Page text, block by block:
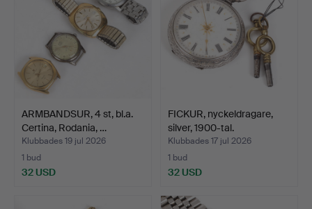
ARMBANDSUR, 4 st, bl.a.
Certina, Rodania, …
Klubbades 19 jul 2026
1 bud
32 USD
FICKUR, nyckeldragare,
silver, 1900-tal.
Klubbades 17 jul 2026
1 bud
32 USD